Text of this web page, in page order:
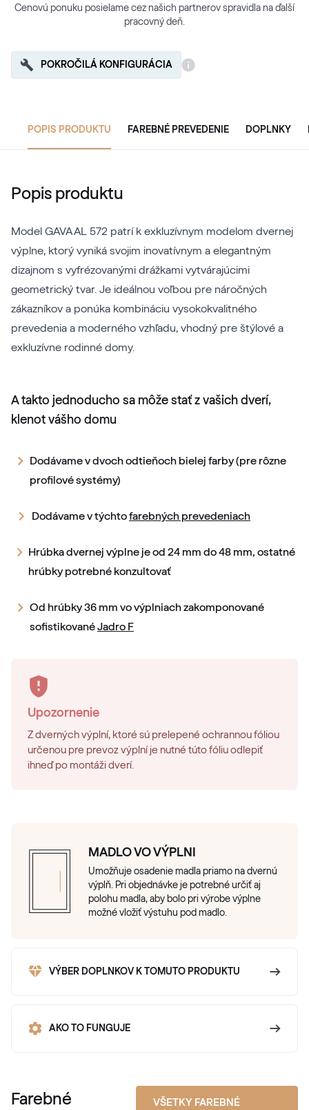
Cenovú ponuku posielame cez našich partnerov spravidla na ďalší
pracovný deň.
POKROČILÁ KONFIGURÁCIA
POPIS PRODUKTU FAREBNÉ PREVEDENIE DOPLNKY
Popis produktu
Model GAVA AL 572 patrí k exkluzívnym modelom dvernej
výplne, ktorý vyniká svojim inovatívnym a elegantným
dizajnom s vyfrézovanými drážkami vytvárajúcimi
geometrický tvar. Je ideálnou voľbou pre náročných
zákazníkov a ponúka kombináciu vysokokvalitného
prevedenia a moderného vzhľadu, vhodný pre štýlové a
exkluzívne rodinné domy.
A takto jednoducho sa môže stať z vašich dverí,
klenot vášho domu
Dodávame v dvoch odtieňoch bielej farby (pre rôzne
profilové systémy)
Dodávame v týchtofarebných prevedeniach
Hrúbka dvernej výplne je od 24 mm do 48 mm, ostatné
hrúbky potrebné konzultovať
Od hrúbky 36 mm vo výplniach zakomponované
sofistikovanéJadro F
Upozornenie
Z dverných výplní, ktoré sú prelepené ochrannou fóliou
určenou pre prevoz výplní je nutné túto fóliu odlepiť
ihneď po montáži dverí.
MADLO VO VÝPLNI
Umožňuje osadenie madla priamo na dvernú
výplň. Pri objednávke je potrebné určiť aj
polohu madla, aby bolo pri výrobe výplne
možné vložiť výstuhu pod madlo.
VÝBER DOPLNKOV K TOMUTO PRODUKTU
AKO TO FUNGUJE
Farebné VŠETKY FAREBNÉ